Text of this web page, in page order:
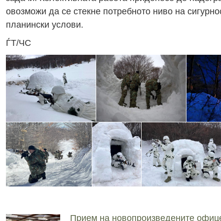
овозможи да се стекне потребното ниво на
планински услови.
ЃТ/ЧС
Прием на новопроизведените